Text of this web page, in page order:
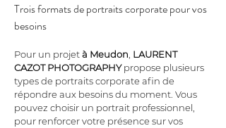
Trois formats de portraits corporate pour vos
besoins
Pour un projet à Meudon LAURENT
CAZOT PHOTOGRAPHY propose plusieurs
types de portraits corporate afin de
répondre aux besoins du moment. Vous
pouvez choisir un portrait professionnel,
pour renforcer votre présence sur vos